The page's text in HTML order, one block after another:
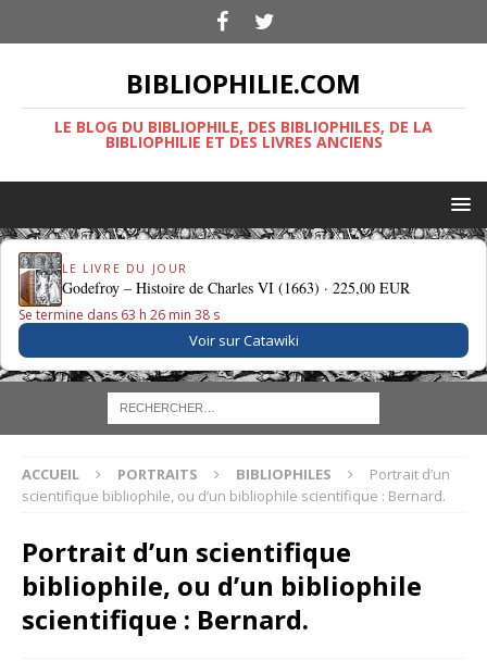
BIBLIOPHILIE.COM
LE BLOG DU BIBLIOPHILE, DES BIBLIOPHILES, DE LA
BIBLIOPHILIE ET DES LIVRES ANCIENS
LE LIVRE DU JOUR
Godefroy – Histoire de Charles VI (1663) ·225,00 EUR
Se termine dans 63 h 26 min 37 s
Voir sur Catawiki
ACCUEIL PORTRAITS BIBLIOPHILES
Portrait d’un
scientifique bibliophile, ou d’un bibliophile scientifique : Bernard.
Portrait d’un scientifique
bibliophile, ou d’un bibliophile
scientifique : Bernard.